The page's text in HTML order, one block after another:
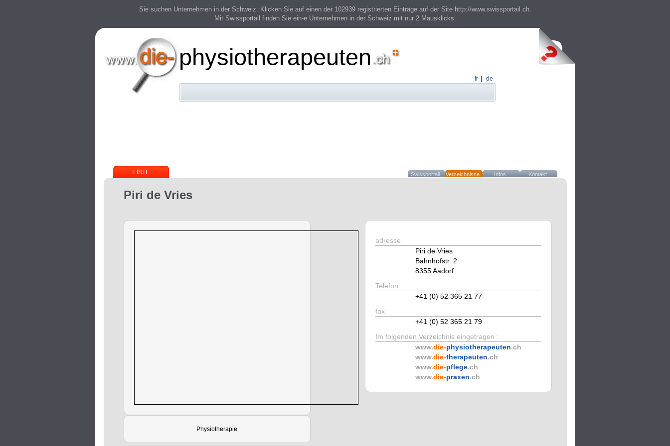
Sie suchen Unternehmen in der Schweiz. Klicken Sie auf einen der 102939 registrierten Einträge auf der Site http://www.swissportail.ch.
Mit Swissportail finden Sie ein-e Unternehmen in der Schweiz mit nur 2 Mausklicks.
physiotherapeuten
fr de
LISTE Swissportail Verzeichnisse Infos Kontakt
Piri de Vries
Physiotherapie
adresse
Piri de Vries
Bahnhofstr. 2
8355 Aadorf
Telefon
+41 (0) 52 365 21 77
fax
+41 (0) 52 365 21 79
Im folgenden Verzeichnis eingetragen :
www.die-physiotherapeuten.ch
www.die-therapeuten.ch
www.die-pflege.ch
www.die-praxen.ch